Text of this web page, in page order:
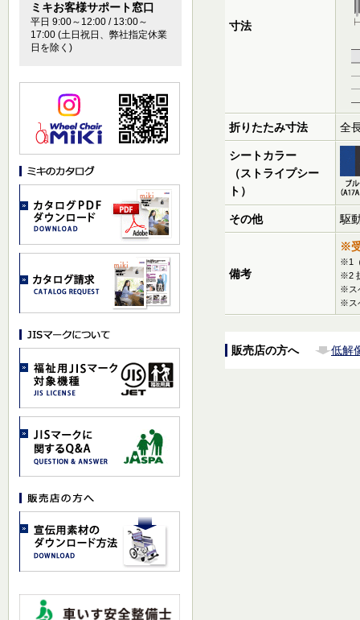
寸法
折りたたみ寸法 全
シートカラー
（ストライプシー
ト）
その他 駆
備考
※
※1
※2
※ス
※ス
販売店の方へ 低解
ミキお客様サポート窓口
平日 9:00～12:00 / 13:00～
17:00 (土日祝日、弊社指定休業
日を除く)